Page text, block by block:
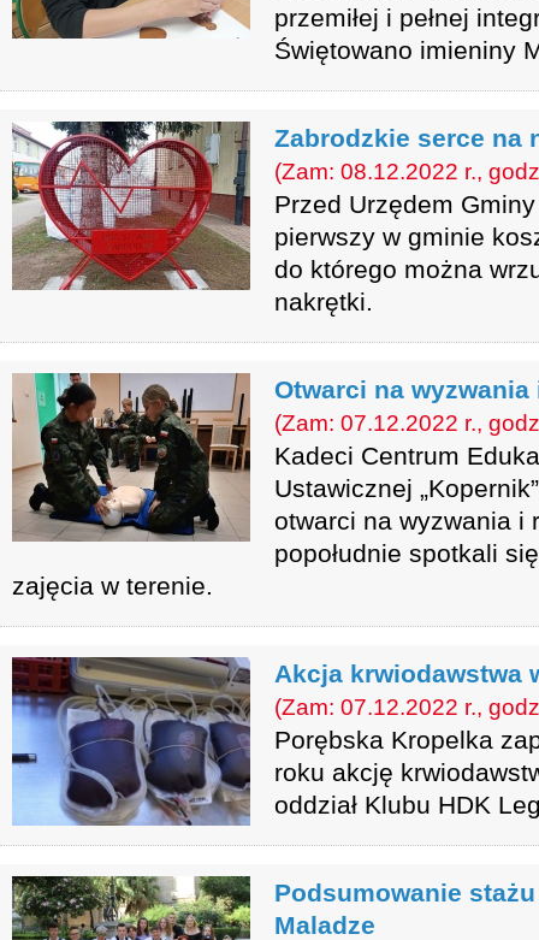
przemiłej i pełnej
Świętowano imieniny
Zabrodzkie serce na
(Zam: 08.12.2022 r.,
Przed Urzędem
pierwszy w gminie
do którego można
nakrętki.
Otwarci na wyzwania
(Zam: 07.12.2022 r.,
Kadeci Centrum
Ustawicznej
otwarci na wyzwania i
popołudnie spotkali
zajęcia w terenie.
Akcja krwiodawstwa
(Zam: 07.12.2022 r.,
Porębska Kropelka
roku akcję
oddział Klubu HDK
Podsumowanie
Maladze